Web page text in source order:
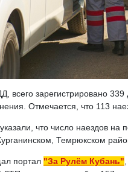
всего зарегистрировано 339
Отмечается, что 113
что число наездов
Темрюкском
портал "За Рулём Кубань"